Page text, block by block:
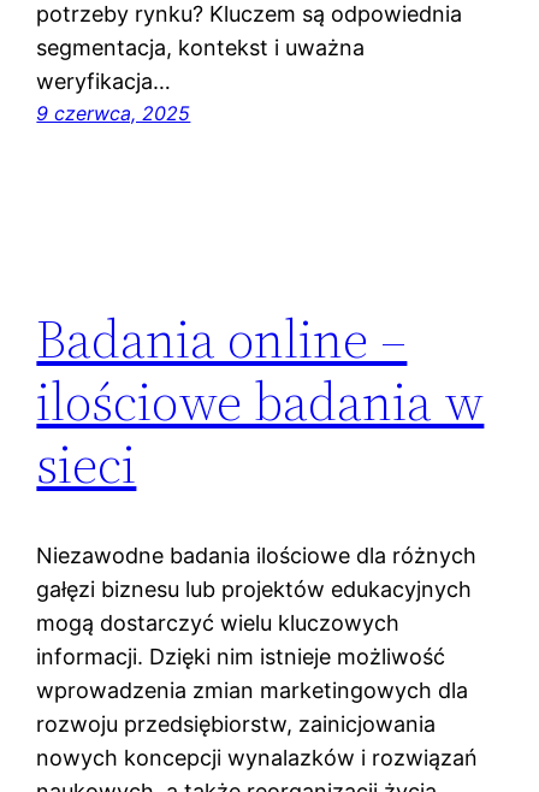
potrzeby rynku? Kluczem są odpowiednia
segmentacja, kontekst i uważna
weryfikacja…
9 czerwca, 2025
Badania online –
ilościowe badania w
sieci
Niezawodne badania ilościowe dla różnych
gałęzi biznesu lub projektów edukacyjnych
mogą dostarczyć wielu kluczowych
informacji. Dzięki nim istnieje możliwość
wprowadzenia zmian marketingowych dla
rozwoju przedsiębiorstw, zainicjowania
nowych koncepcji wynalazków i rozwiązań